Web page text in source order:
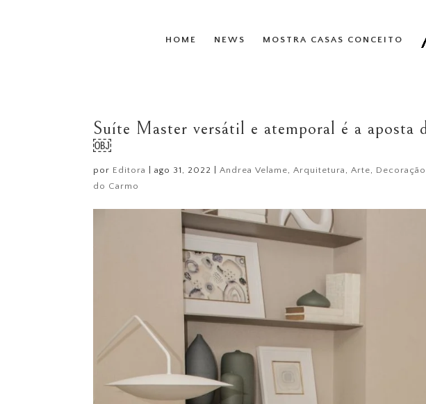
HOME NEWS MOSTRA CASAS CONCEITO
Suíte Master versátil e atemporal é a aposta
￼
por Editora |ago 31, 2022 |Andrea Velame,Arquitetura ,Arte, Decoração
do Carmo